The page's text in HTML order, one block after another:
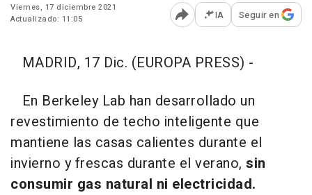
Viernes, 17 diciembre 2021
Actualizado: 11:05
Abrir opciones para
IA Seguir en
MADRID, 17 Dic. (EUROPA PRESS) -
En Berkeley Lab han desarrollado un
revestimiento de techo inteligente que
mantiene las casas calientes durante el
invierno y frescas durante el verano, sin
consumir gas natural ni electricidad.